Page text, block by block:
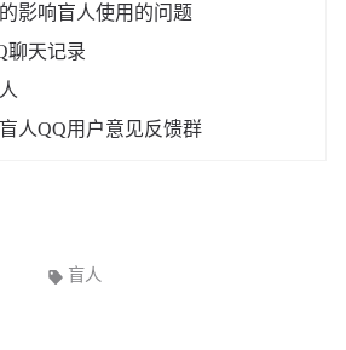
影响盲人使用的问题
聊天记录
人QQ用户意见反馈群
盲人